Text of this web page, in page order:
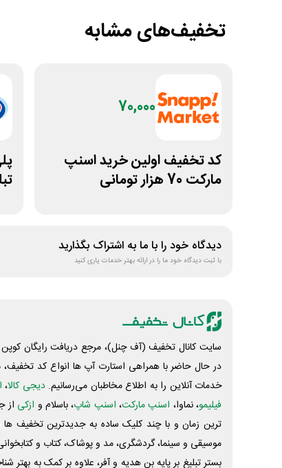
تخفیف‌های مشابه
70,000
کد تخفیف اولین خرید اسنپ
مارکت 70 هزار تومانی
دیدگاه خود را با ما به اشتراک بگذارید
با ثبت دیدگاه خود ما را در ارائه بهتر خدمات یاری کنید
سایت کانال تخفیف (آف چنل)، مرجع دریافت رایگان
در حال حاضر با همراهی استارت آپ ها انواع کد تخفیف،
خدمات آنلاین را به اطلاع مخاطبان می‌رسانیم. دیجی کالا،
فیلیمو، نماوا، اسنپ مارکت، اسنپ شاپ، باسلام و ازکی از
ترین زمان و با چند کلیک ساده به جدیدترین تخفیف ها
موسیقی و سینما، گردشگری، مد و پوشاک، کتاب و
بستر تبلیغ بر پایه بن هدیه و آفر، علاوه بر کمک به